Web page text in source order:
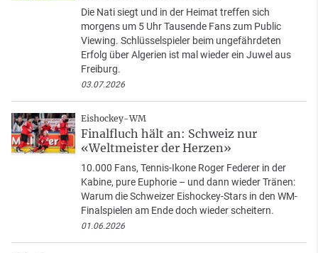
Die Nati siegt und in der Heimat treffen sich
morgens um 5 Uhr Tausende Fans zum Public
Viewing. Schlüsselspieler beim ungefährdeten
Erfolg über Algerien ist mal wieder ein Juwel aus
Freiburg.
03.07.2026
Eishockey-WM
Finalfluch hält an: Schweiz nur
«Weltmeister der Herzen»
10.000 Fans, Tennis-Ikone Roger Federer in der
Kabine, pure Euphorie – und dann wieder Tränen:
Warum die Schweizer Eishockey-Stars in den WM-
Finalspielen am Ende doch wieder scheitern.
01.06.2026